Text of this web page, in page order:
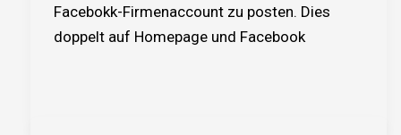
Facebokk-Firmenaccount zu posten. Dies
doppelt auf Homepage und Facebook